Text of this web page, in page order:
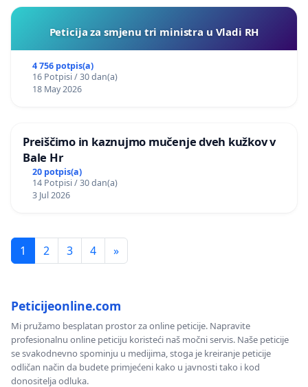
Peticija za smjenu tri ministra u Vladi RH
4 756 potpis(a)
16 Potpisi / 30 dan(a)
18 May 2026
Preiščimo in kaznujmo mučenje dveh kužkov v
Bale Hr
20 potpis(a)
14 Potpisi / 30 dan(a)
3 Jul 2026
1 2 3 4 »
Peticijeonline.com
Mi pružamo besplatan prostor za online peticije. Napravite
profesionalnu online peticiju koristeći naš močni servis. Naše peticije
se svakodnevno spominju u medijima, stoga je kreiranje peticije
odličan način da budete primjećeni kako u javnosti tako i kod
donositelja odluka.